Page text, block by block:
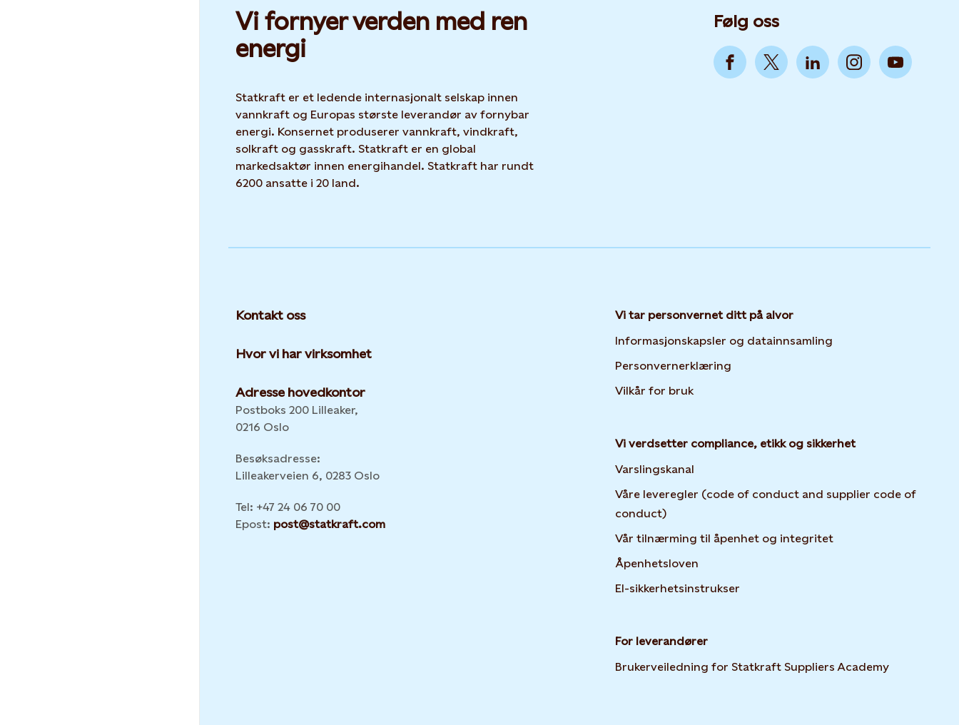
Vi fornyer verden med ren
energi
Statkraft er et ledende internasjonalt selskap innen
vannkraft og Europas største leverandør av fornybar
energi. Konsernet produserer vannkraft, vindkraft,
solkraft og gasskraft. Statkraft er en global
markedsaktør innen energihandel. Statkraft har rundt
6200 ansatte i 20 land.
Følg oss
Kontakt oss
Hvor vi har virksomhet
Adresse hovedkontor
Postboks 200 Lilleaker,
0216 Oslo
Besøksadresse:
Lilleakerveien 6, 0283 Oslo
Tel: +47 24 06 70 00
Epost: post@statkraft.com
Vi tar personvernet ditt på alvor
Informasjonskapsler og datainnsamling
Personvernerklæring
Vilkår for bruk
Vi verdsetter compliance, etikk og sikkerhet
Varslingskanal
Våre leveregler (code of conduct and supplier code of
conduct)
Vår tilnærming til åpenhet og integritet
Åpenhetsloven
El-sikkerhetsinstrukser
For leverandører
Brukerveiledning for Statkraft Suppliers Academy